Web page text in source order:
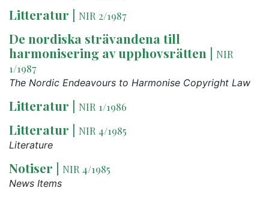
Litteratur | NIR 2/1987
De nordiska strävandena till
harmonisering av upphovsrätten | NIR
1/1987
The Nordic Endeavours to Harmonise Copyright Law
Litteratur | NIR 1/1986
Litteratur | NIR 4/1985
Literature
Notiser | NIR 4/1985
News Items